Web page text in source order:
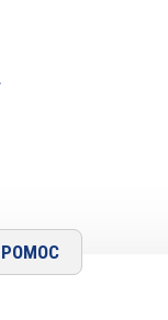
POMOC